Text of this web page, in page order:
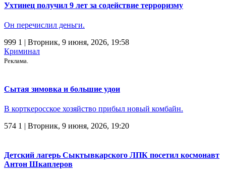
Ухтинец получил 9 лет за содействие терроризму
Он перечислил деньги.
999 1 | Вторник, 9 июня, 2026, 19:58
Криминал
Реклама.
Сытая зимовка и большие удои
В корткеросское хозяйство прибыл новый комбайн.
574 1 | Вторник, 9 июня, 2026, 19:20
Детский лагерь Сыктывкарского ЛПК посетил космонавт
Антон Шкаплеров